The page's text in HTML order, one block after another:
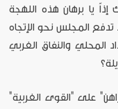
يا برهان هذه اللهجة
تدفع المجلس نحو الإتجاه
المحلي والنفاق الغربي
على "القوى الغربية"